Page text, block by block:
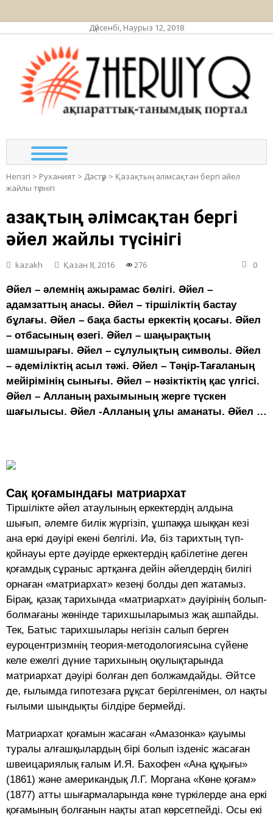
Дүйсенбі, Наурыз 12, 2018
Негізгі > Руханият > Дәстүр > Қазақтың әлімсақтан бергі әйел
жайлы түсінігі
Қазақтың әлімсақтан бергі
әйел жайлы түсінігі
kazakh Қазан 8, 2016 276 0
Әйел – әлемнің ажырамас бөлігі. Әйел –
адамзаттың анасы. Әйел – тіршіліктің бастау
бұлағы. Әйел – бақа басты еркектің қосағы. Әйел
– отбасының өзегі. Әйел – шаңырақтың
шамшырағы. Әйел – сұлулықтың символы. Әйел
– әдеміліктің асыл тәжі. Әйел – Тәңір-Тағаланың
мейірімінің сынығы. Әйел – нәзіктіктің қас үлгісі.
Әйел – Алланың рахымының жерге түскен
шағылысы. Әйел -Алланың ұлы аманаты. Әйел …
Сақ қоғамындағы матриархат
Тіршілікте әйел атаулының еркектердің алдына
шығып, әлемге билік жүргізіп, ұшпаққа шыққан кезі
ана еркі дәуірі екені белгілі. Иә, біз тарихтың түп-
қойнауы ерте дәуірде еркектердің қабілетіне деген
қоғамдық сұраныс артқанға дейін әйелдердің билігі
орнаған «матриархат» кезеңі болды деп жатамыз.
Бірақ, қазақ тарихында «матриархат» дәуірінің болып-
болмағаны жөнінде тарихшыларымыз жақ ашпайды.
Тек, Батыс тарихшылары негізін салып берген
еуроцентризмнің теория-методологиясына сүйене
келе ежелгі дүние тарихының оқулықтарында
матриархат дәуірі болған деп болжамдайды. Әйтсе
де, ғылымда гипотезаға рұқсат берілгенімен, ол нақты
ғылыми шындықты білдіре бермейді.
Матриархат қоғамын жасаған «Амазонка» қауымы
туралы алғашқылардың бірі болып ізденіс жасаған
швеицариялық ғалым И.Я. Бахофен «Ана құқығы»
(1861) және американдық Л.Г. Моргана «Көне қоғам»
(1877) атты шығармаларында көне түркілерде ана еркі
қоғамының болғанын нақты атап көрсетпейді. Осы екі